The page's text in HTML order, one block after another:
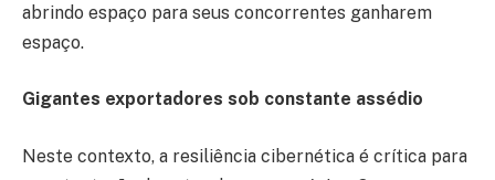
abrindo espaço para seus concorrentes ganharem
espaço.
Gigantes exportadores sob constante assédio
Neste contexto, a resiliência cibernética é crítica para